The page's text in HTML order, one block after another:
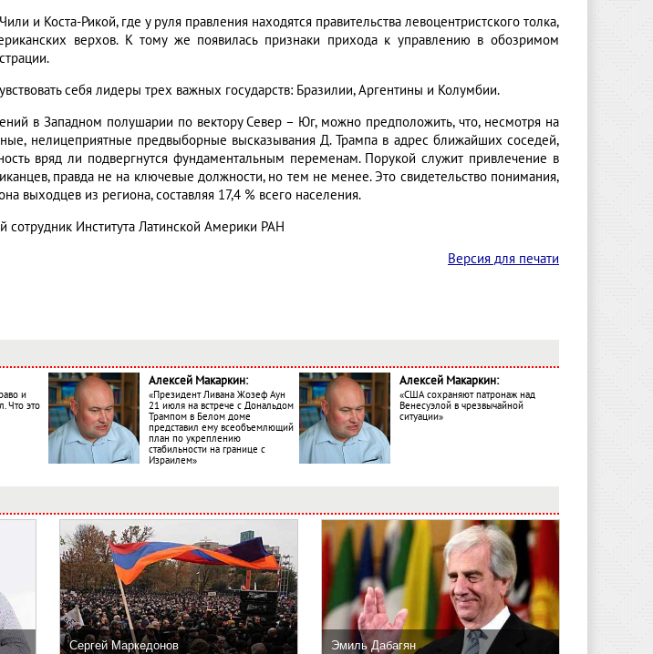
и Коста-Рикой, где у руля правления находятся правительства левоцентристского толка,
верхов. К тому же появилась признаки прихода к управлению в обозримом
себя лидеры трех важных государств: Бразилии, Аргентины и Колумбии.
в Западном полушарии по вектору Север – Юг, можно предположить, что, несмотря на
нелицеприятные предвыборные высказывания Д. Трампа в адрес ближайших соседей,
вряд ли подвергнутся фундаментальным переменам. Порукой служит привлечение в
правда не на ключевые должности, но тем не менее. Это свидетельство понимания,
выходцев из региона, составляя 17,4 % всего населения.
сотрудник Института Латинской Америки РАН
Версия для печати
и
Что это
Алексей Макаркин:
«Президент Ливана Жозеф Аун
21 июля на встрече с Дональдом
Трампом в Белом доме
представил ему всеобъемлющий
план по укреплению
стабильности на границе с
Израилем»
Алексей Макаркин:
«США сохраняют патронаж над
Венесуэлой в чрезвычайной
ситуации»
Сергей Маркедонов
Эмиль Дабагян